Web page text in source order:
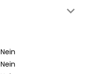
Nein
Nein